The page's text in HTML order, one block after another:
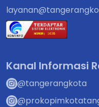
Kanal Informasi
@tangerangkota